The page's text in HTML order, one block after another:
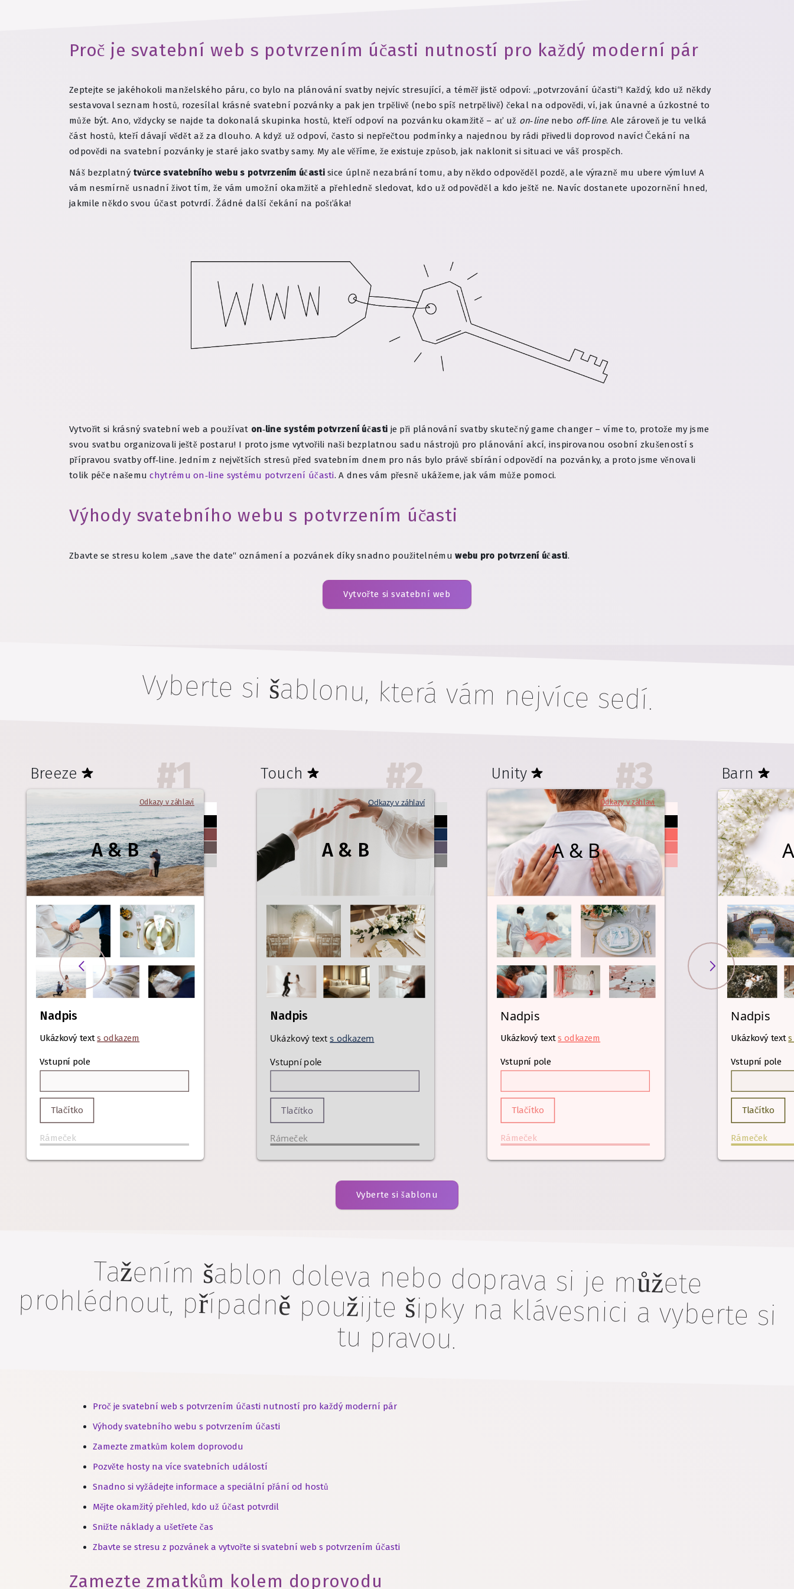
Proč je svatební web s potvrzením účasti nutností pro každý moderní pár
Zeptejte se jakéhokoli manželského páru, co bylo na plánování svatby nejvíc stresující, a téměř jistě odpoví: „potvrzování účasti“! Každý, kdo už někdy
sestavoval seznam hostů, rozesílal krásné svatební pozvánky a pak jen trpělivě (nebo spíš netrpělivě) čekal na odpovědi, ví, jak únavné a úzkostné to
může být. Ano, vždycky se najde ta dokonalá skupinka hostů, kteří odpoví na pozvánku okamžitě – ať už on‑linenebo off‑line. Ale zároveň je tu velká
část hostů, kteří dávají vědět až za dlouho. A když už odpoví, často si nepřečtou podmínky a najednou by rádi přivedli doprovod navíc! Čekání na
odpovědi na svatební pozvánky je staré jako svatby samy. My ale věříme, že existuje způsob, jak naklonit si situaci ve váš prospěch.
Náš bezplatný tvůrce svatebního webu s potvrzením účastisice úplně nezabrání tomu, aby někdo odpověděl pozdě, ale výrazně mu ubere výmluv! A
vám nesmírně usnadní život tím, že vám umožní okamžitě a přehledně sledovat, kdo už odpověděl a kdo ještě ne. Navíc dostanete upozornění hned,
jakmile někdo svou účast potvrdí. Žádné další čekání na pošťáka!
Vytvořit si krásný svatební web a používat on‑line systém potvrzení účasti je při plánování svatby skutečný game changer – víme to, protože my jsme
svou svatbu organizovali ještě postaru! I proto jsme vytvořili naši bezplatnou sadu nástrojů pro plánování akcí, inspirovanou osobní zkušeností s
přípravou svatby off‑line. Jedním z největších stresů před svatebním dnem pro nás bylo právě sbírání odpovědí na pozvánky, a proto jsme věnovali
tolik péče našemuchytrému on‑line systému potvrzení účasti. A dnes vám přesně ukážeme, jak vám může pomoci.
Výhody svatebního webu s potvrzením účasti
Zbavte se stresu kolem „save the date“ oznámení a pozvánek díky snadno použitelnémuwebu pro potvrzení účasti.
Vytvořte si svatební web
Vyberte si šablonu, která vám nejvíce sedí.
Breeze #1
Odkazy v záhlaví
A & B
Nadpis
Ukázkový texts odkazem
Vstupní pole
Tlačítko
Rámeček
Touch #2
Odkazy v záhlaví
A & B
Nadpis
Ukázkový text s odkazem
Vstupní pole
Tlačítko
Rámeček
Unity #3
Odkazy v záhlaví
A & B
Nadpis
Ukázkový text s odkazem
Vstupní pole
Tlačítko
Rámeček
Barn
Nadpis
Ukázkový text
Vstupní pole
Tlačítko
Rámeček
Vyberte si šablonu
Tažením šablon doleva nebo doprava si je můžete
prohlédnout, případně použijte šipky na klávesnici a vyberte si
tu pravou.
Proč je svatební web s potvrzením účasti nutností pro každý moderní pár
Výhody svatebního webu s potvrzením účasti
Zamezte zmatkům kolem doprovodu
Pozvěte hosty na více svatebních událostí
Snadno si vyžádejte informace a speciální přání od hostů
Mějte okamžitý přehled, kdo už účast potvrdil
Snižte náklady a ušetřete čas
Zbavte se stresu z pozvánek a vytvořte si svatební web s potvrzením účasti
Zamezte zmatkům kolem doprovodu